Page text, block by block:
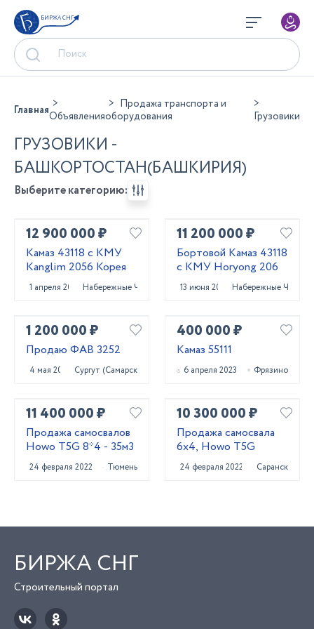
БИРЖА СНГ
ГлавнаяОбъявления
Продажа транспорта и
оборудования
Грузовики
ГРУЗОВИКИ -
БАШКОРТОСТАН(БАШКИРИЯ)
Выберите категорию:
12 900 000 ₽
Камаз 43118 с КМУ
Kanglim 2056 Корея
1 апреля 2025 Набережные Челны
11 200 000 ₽
Бортовой Камаз 43118
с КМУ Horyong 206
13 июня 2023 Набережные Челны
1 200 000 ₽
Продаю ФАВ 3252
4 мая 2023 Сургут (Самарская обл.)
400 000 ₽
Камаз 55111
6 апреля 2023 Фрязино
11 400 000 ₽
Продажа самосвалов
Howo T5G 8*4 - 35м3
24 февраля 2022 Тюмень
10 300 000 ₽
Продажа самосвала
6х4, Howo T5G
24 февраля 2022 Саранск
БИРЖА СНГ
Строительный портал